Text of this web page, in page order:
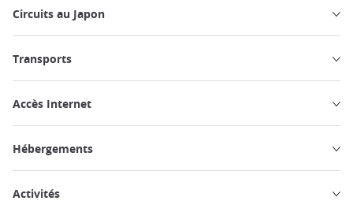
Circuits au Japon
Transports
Accès Internet
Hébergements
Activités